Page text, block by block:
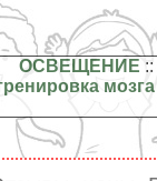
ОСВЕЩЕНИЕ ::
мозга